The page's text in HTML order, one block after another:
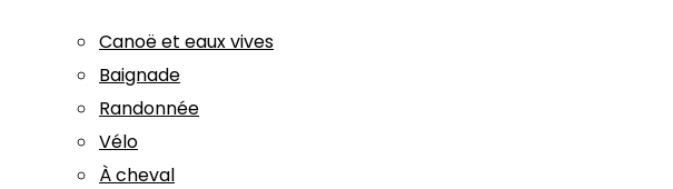
Canoë et eaux vives
Baignade
Randonnée
Vélo
À cheval